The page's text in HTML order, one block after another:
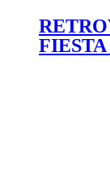
FIESTA